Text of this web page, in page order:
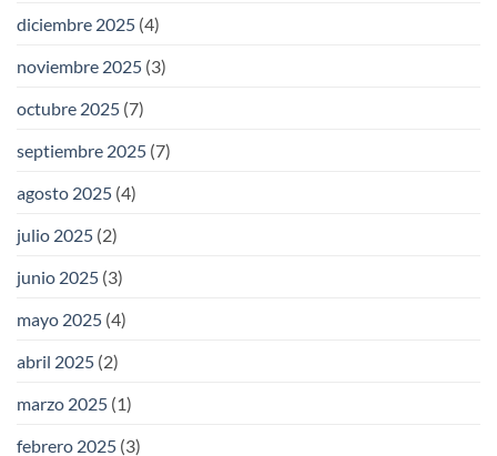
diciembre 2025 (4)
noviembre 2025 (3)
octubre 2025 (7)
septiembre 2025 (7)
agosto 2025 (4)
julio 2025 (2)
junio 2025 (3)
mayo 2025 (4)
abril 2025 (2)
marzo 2025 (1)
febrero 2025 (3)